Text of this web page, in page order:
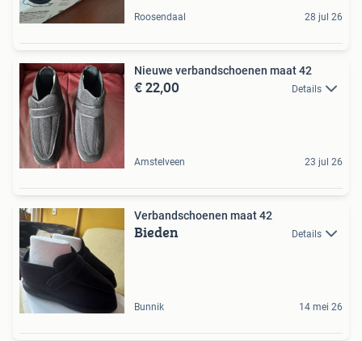
Roosendaal 28 jul 26
Nieuwe verbandschoenen maat 42
€ 22,00 Details
Amstelveen 23 jul 26
Verbandschoenen maat 42
Bieden Details
Bunnik 14 mei 26